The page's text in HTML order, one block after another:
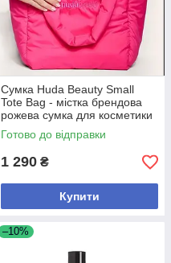
Сумка Huda Beauty Small
Tote Bag - містка брендова
рожева сумка для косметики
та щоденного використання
Готово до відправки
1 290 ₴
Купити
–10%